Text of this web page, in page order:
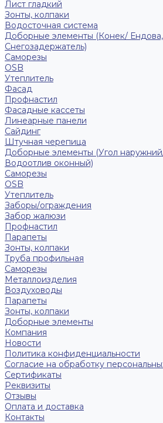
Лист гладкий
Зонты, колпаки
Водосточная система
Доборные элементы (Конек/
Снегозадержатель)
Саморезы
ОSB
Утеплитель
Фасад
Профнастил
Фасадные кассеты
Линеарные панели
Сайдинг
Штучная черепица
Доборные элементы (Угол
Водоотлив оконный)
Саморезы
OSB
Утеплитель
Заборы/ограждения
Забор жалюзи
Профнастил
Парапеты
Зонты, колпаки
Труба профильная
Саморезы
Металлоизделия
Воздуховоды
Парапеты
Зонты, колпаки
Доборные элементы
Компания
Новости
Политика конфиденциальности
Согласие на обработку
Сертификаты
Реквизиты
Отзывы
Оплата и доставка
Контакты